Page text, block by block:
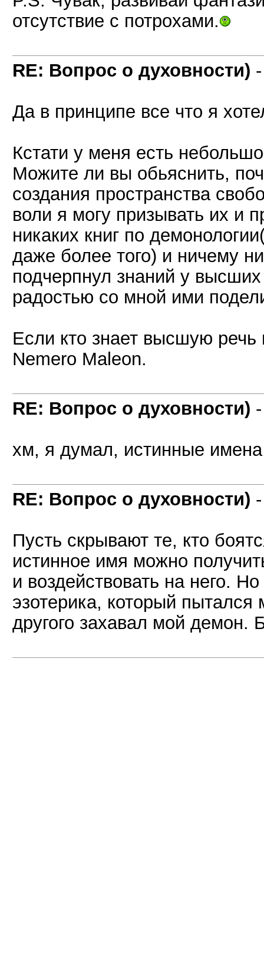
отсутствие с потрохами.
RE: Вопрос о духовности)
Да в принципе все что я
Кстати у меня есть
Можите ли вы обьяснить,
создания пространства
воли я могу призывать их и
никаких книг по
даже более того) и ничему
подчерпнул знаний у
радостью со мной ими
Если кто знает высшую
Nemero Maleon.
RE: Вопрос о духовности)
хм, я думал, истинные имена
RE: Вопрос о духовности)
Пусть скрывают те, кто
истинное имя можно
и воздействовать на него.
эзотерика, который
другого захавал мой демон.